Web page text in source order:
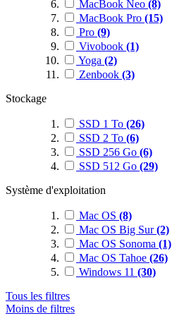
MacBook Neo (8)
MacBook Pro (15)
Pro (9)
Vivobook (1)
Yoga (2)
Zenbook (3)
Stockage
SSD 1 To (26)
SSD 2 To (6)
SSD 256 Go (6)
SSD 512 Go (29)
Système d'exploitation
Mac OS (8)
Mac OS Big Sur(2)
Mac OS Sonoma (1)
Mac OS Tahoe (26)
Windows 11 (30)
Tous les filtres
Moins de filtres